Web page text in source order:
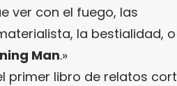
ver con el fuego, las
la bestialidad,
Man.»
primer libro de relatos